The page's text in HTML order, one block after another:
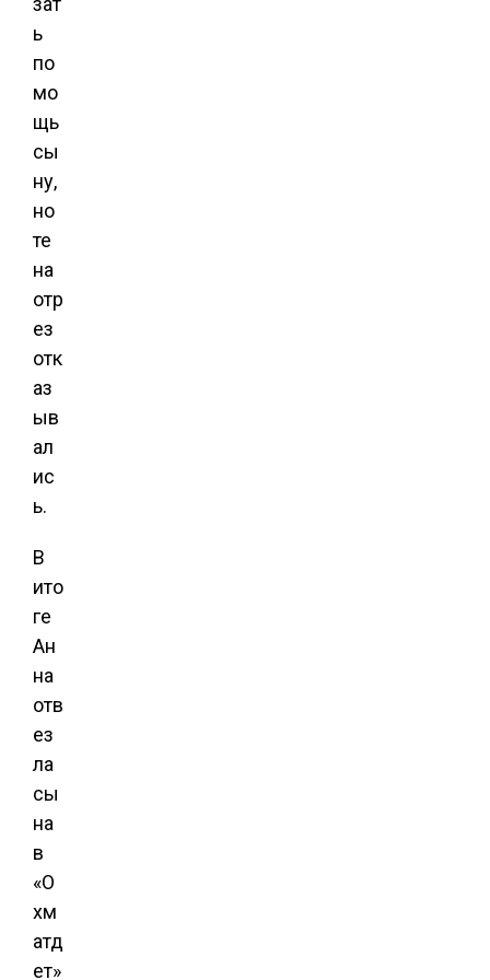
ь
по
мо
щь
сы
ну,
но
те
на
отр
ез
отк
аз
ыв
ал
ис
ь.
В
ито
ге
Ан
на
отв
ез
ла
сы
на
в
«О
хм
атд
ет»